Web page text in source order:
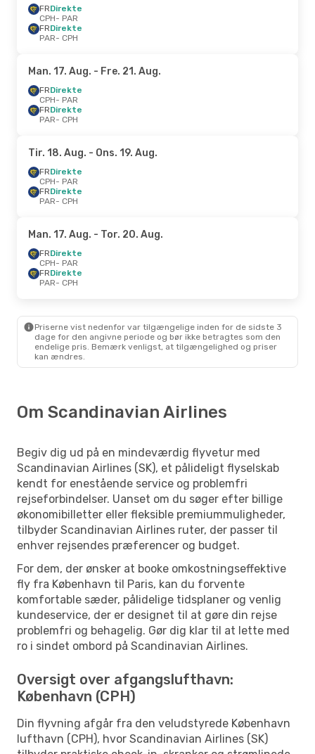
FRDirekte
CPH- PAR
FRDirekte
PAR- CPH
Man. 17. Aug. - Fre. 21. Aug.
FRDirekte
CPH- PAR
FRDirekte
PAR- CPH
Tir. 18. Aug. - Ons. 19. Aug.
FRDirekte
CPH- PAR
FRDirekte
PAR- CPH
Man. 17. Aug. - Tor. 20. Aug.
FRDirekte
CPH- PAR
FRDirekte
PAR- CPH
Priserne vist nedenfor var tilgængelige inden for de sidste 3
dage for den angivne periode og bør ikke betragtes som den
endelige pris. Bemærk venligst, at tilgængelighed og priser
kan ændres.
Om Scandinavian Airlines
Begiv dig ud på en mindeværdig flyvetur med
Scandinavian Airlines (SK), et pålideligt flyselskab
kendt for enestående service og problemfri
rejseforbindelser. Uanset om du søger efter billige
økonomibilletter eller fleksible premiummuligheder,
tilbyder Scandinavian Airlines ruter, der passer til
enhver rejsendes præferencer og budget.
For dem, der ønsker at booke omkostningseffektive
fly fra København til Paris, kan du forvente
komfortable sæder, pålidelige tidsplaner og venlig
kundeservice, der er designet til at gøre din rejse
problemfri og behagelig. Gør dig klar til at lette med
ro i sindet ombord på Scandinavian Airlines.
Oversigt over afgangslufthavn:
København (CPH)
Din flyvning afgår fra den veludstyrede København
lufthavn (CPH), hvor Scandinavian Airlines (SK)